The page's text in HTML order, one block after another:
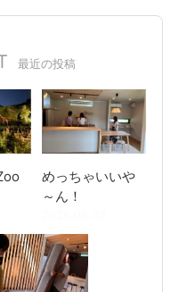
最近の投稿
めっちゃいいや
～ん！